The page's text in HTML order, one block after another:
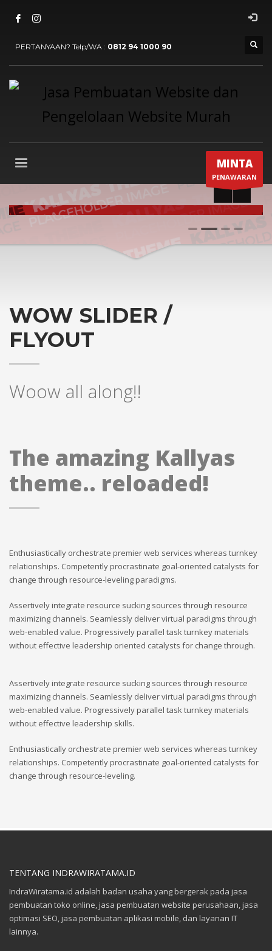
PERTANYAAN? Telp/WA : 0812 94 1000 90
MINTA
PENAWARAN
0 1 2
FANCY YET ELEGANT
WOW SLIDER /
FLYOUT
Woow all along!!
The amazing Kallyas
theme.. reloaded!
Enthusiastically orchestrate premier web services whereas turnkey
relationships. Competently procrastinate goal-oriented catalysts for
change through resource-leveling paradigms.
Assertively integrate resource sucking sources through resource
maximizing channels. Seamlessly deliver virtual paradigms through
web-enabled value. Progressively parallel task turnkey materials
without effective leadership oriented catalysts for change through.
Assertively integrate resource sucking sources through resource
maximizing channels. Seamlessly deliver virtual paradigms through
web-enabled value. Progressively parallel task turnkey materials
without effective leadership skills.
Enthusiastically orchestrate premier web services whereas turnkey
relationships. Competently procrastinate goal-oriented catalysts for
change through resource-leveling.
TENTANG INDRAWIRATAMA.ID
IndraWiratama.id adalah badan usaha yang bergerak pada jasa
pembuatan toko online, jasa pembuatan website perusahaan, jasa
optimasi SEO, jasa pembuatan aplikasi mobile, dan layanan IT
lainnya.